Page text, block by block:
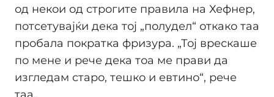
од некои од строгите правила на Хефнер,
потсетувајќи дека тој „полудел“ откако таа
пробала пократка фризура. „Тој врескаше
по мене и рече дека тоа ме прави да
изгледам старо, тешко и евтино“, рече